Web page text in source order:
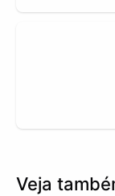
Veja